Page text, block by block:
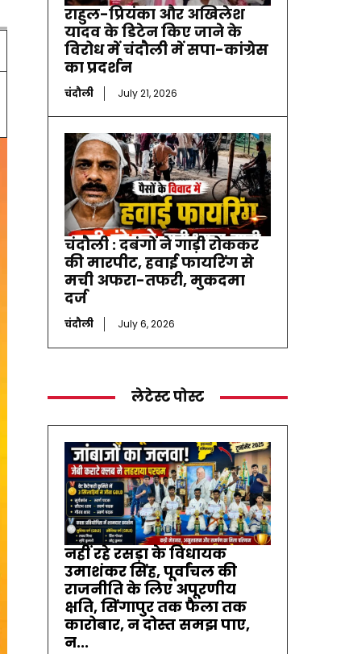
राहुल-प्रियंका और अखिलेश
यादव के डिटेन किए जाने के
विरोध में चंदौली में सपा-कांग्रेस
का प्रदर्शन
चंदौली July 21, 2026
चंदौली : दबंगों ने गाड़ी रोककर
की मारपीट, हवाई फायरिंग से
मची अफरा-तफरी, मुकदमा
दर्ज
चंदौली July 6, 2026
लेटेस्ट पोस्ट
नहीं रहे रसड़ा के विधायक
उमाशंकर सिंह, पूर्वांचल की
राजनीति के लिए अपूरणीय
क्षति, सिंगापुर तक फैला तक
कारोबार, न दोस्त समझ पाए,
न...